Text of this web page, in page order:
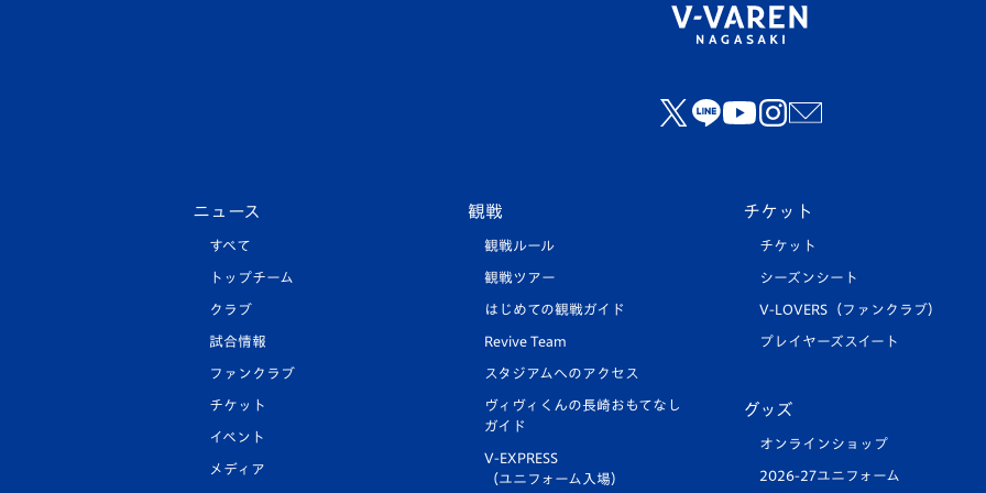
ニュース
すべて
トップチーム
クラブ
試合情報
ファンクラブ
チケット
イベント
メディア
観戦
観戦ルール
観戦ツアー
はじめての観戦ガイド
Revive Team
スタジアムへのアクセス
ヴィヴィくんの長崎おもてなし
ガイド
V-EXPRESS
（ユニフォーム入場）
チケット
チケット
シーズンシート
V-LOVERS（ファンクラブ）
プレイヤーズスイート
グッズ
オンラインショップ
2026-27ユニフォーム